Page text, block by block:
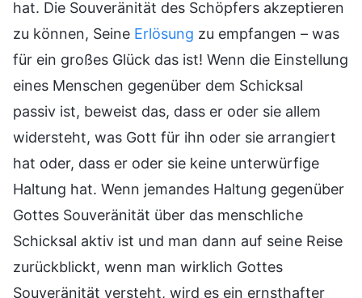
hat. Die Souveränität des Schöpfers akzeptieren
zu können, Seine Erlösung zu empfangen – was
für ein großes Glück das ist! Wenn die Einstellung
eines Menschen gegenüber dem Schicksal
passiv ist, beweist das, dass er oder sie allem
widersteht, was Gott für ihn oder sie arrangiert
hat oder, dass er oder sie keine unterwürfige
Haltung hat. Wenn jemandes Haltung gegenüber
Gottes Souveränität über das menschliche
Schicksal aktiv ist und man dann auf seine Reise
zurückblickt, wenn man wirklich Gottes
Souveränität versteht, wird es ein ernsthafter